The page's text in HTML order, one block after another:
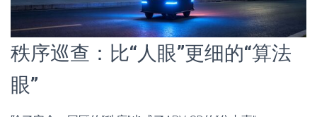
秩序巡查：比“人眼”更细的“算法
眼”